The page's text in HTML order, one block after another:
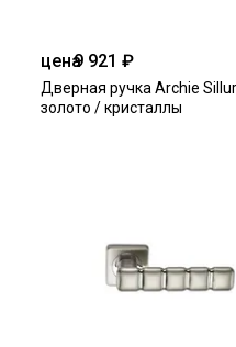
цена9 921 ₽
Дверная ручка Archie
золото / кристаллы